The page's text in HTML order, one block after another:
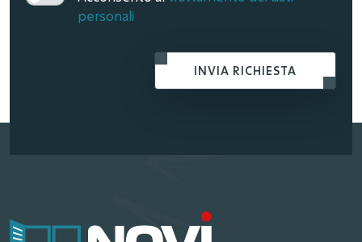
personali
INVIA RICHIESTA